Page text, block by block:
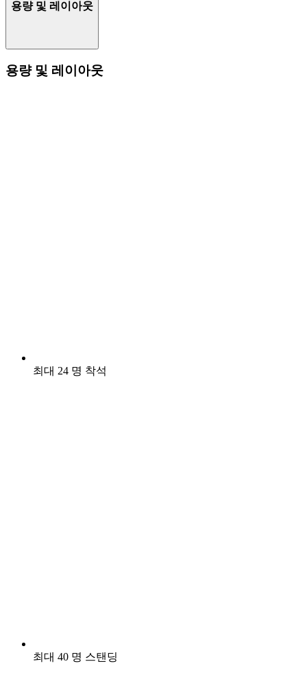
용량 및 레이아웃
용량 및 레이아웃
최대 24 명 착석
최대 40 명 스탠딩